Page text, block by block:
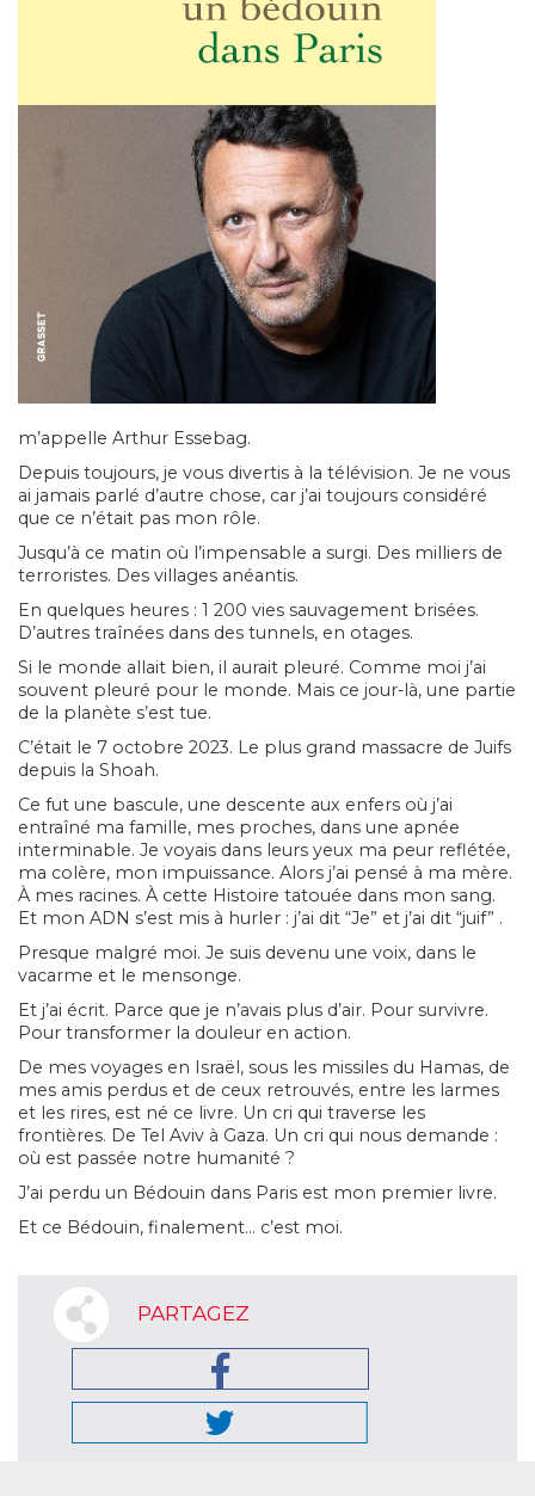
m’appelle Arthur Essebag.
Depuis toujours, je vous divertis à la télévision. Je ne vous
ai jamais parlé d’autre chose, car j’ai toujours considéré
que ce n’était pas mon rôle.
Jusqu’à ce matin où l’impensable a surgi. Des milliers de
terroristes. Des villages anéantis.
En quelques heures : 1 200 vies sauvagement brisées.
D’autres traînées dans des tunnels, en otages.
Si le monde allait bien, il aurait pleuré. Comme moi j’ai
souvent pleuré pour le monde. Mais ce jour-là, une partie
de la planète s’est tue.
C’était le 7 octobre 2023. Le plus grand massacre de Juifs
depuis la Shoah.
Ce fut une bascule, une descente aux enfers où j’ai
entraîné ma famille, mes proches, dans une apnée
interminable. Je voyais dans leurs yeux ma peur reflétée,
ma colère, mon impuissance. Alors j’ai pensé à ma mère.
À mes racines. À cette Histoire tatouée dans mon sang.
Et mon ADN s’est mis à hurler : j’ai dit “Je” et j’ai dit “juif” .
Presque malgré moi. Je suis devenu une voix, dans le
vacarme et le mensonge.
Et j’ai écrit. Parce que je n’avais plus d’air. Pour survivre.
Pour transformer la douleur en action.
De mes voyages en Israël, sous les missiles du Hamas, de
mes amis perdus et de ceux retrouvés, entre les larmes
et les rires, est né ce livre. Un cri qui traverse les
frontières. De Tel Aviv à Gaza. Un cri qui nous demande :
où est passée notre humanité ?
J’ai perdu un Bédouin dans Paris est mon premier livre.
Et ce Bédouin, finalement… c’est moi.
PARTAGEZ